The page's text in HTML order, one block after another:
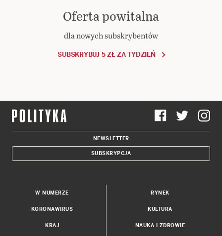
Oferta powitalna
dla nowych subskrybentów
SUBSKRYBUJ 5 ZŁ ZA TYDZIEŃ
NEWSLETTER
SUBSKRYPCJA
W NUMERZE
KORONAWIRUS
KRAJ
RYNEK
KULTURA
NAUKA I ZDROWIE